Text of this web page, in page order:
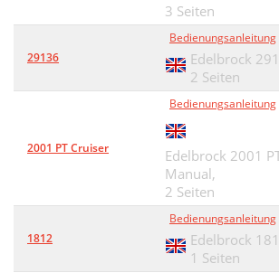
3 Seiten
29136
Bedienungsanleitung
Edelbrock
2 Seiten
2001 PT Cruiser
Bedienungsanleitung
Edelbrock 2001
Manual,
2 Seiten
1812
Bedienungsanleitung
Edelbrock
1 Seiten